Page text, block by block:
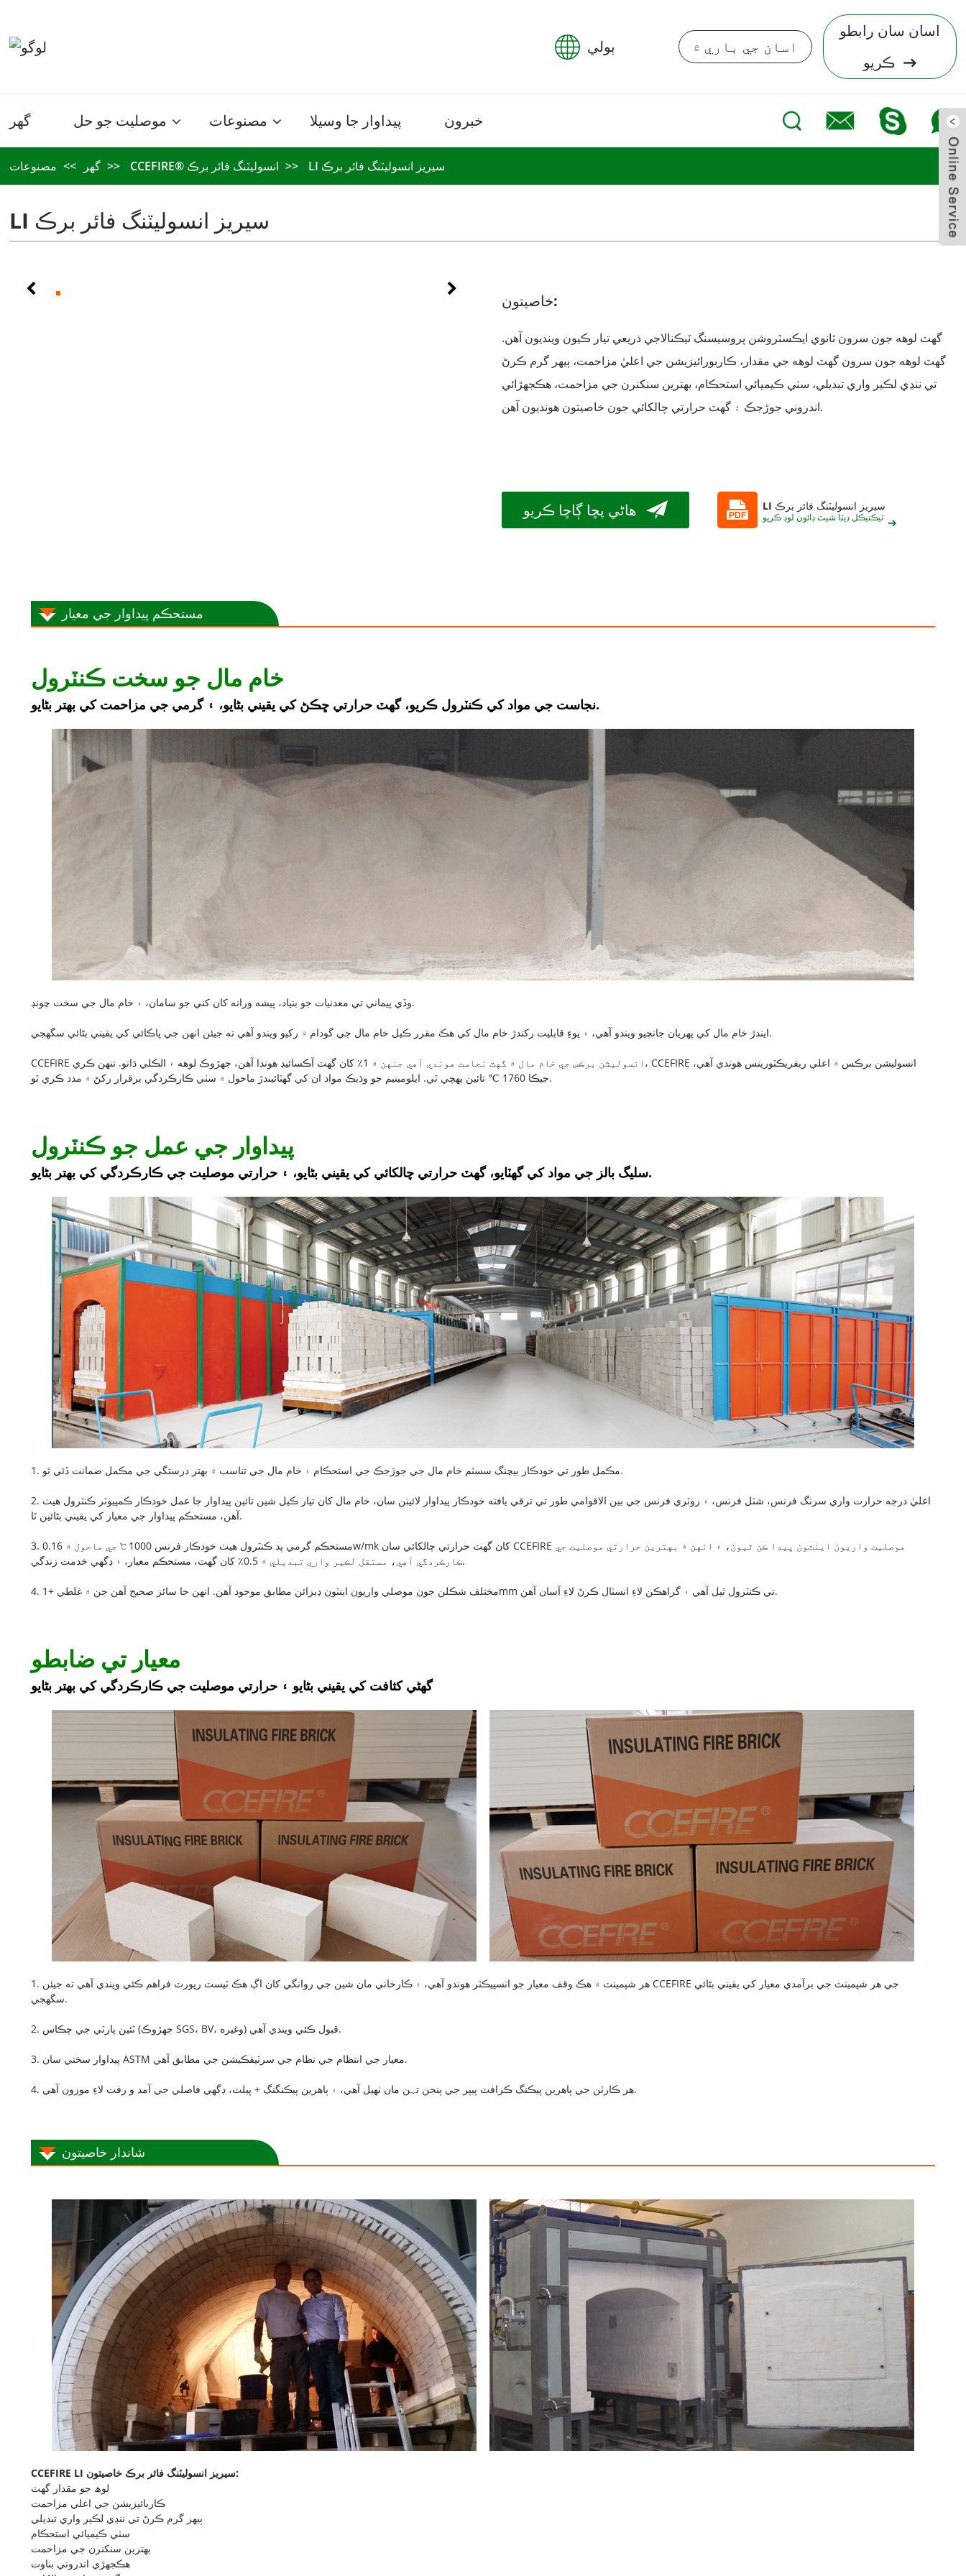
ٻولي اسان جي باري ۾
اسان سان رابطو
ڪريو
گھر موصليت جو حل مصنوعات پيداوار جا وسيلا خبرون
گھر مصنوعات CCEFIRE® انسوليٽنگ فائر برڪ LI سيريز انسوليٽنگ فائر برڪ
LI سيريز انسوليٽنگ فائر برڪ
خاصيتون:
گهٽ لوهه جون سرون ثانوي ايڪسٽروشن پروسيسنگ ٽيڪنالاجي ذريعي تيار ڪيون وينديون آهن.
گهٽ لوهه جون سرون گهٽ لوهه جي مقدار، ڪاربورائيزيشن جي اعليٰ مزاحمت، ٻيهر گرم ڪرڻ
تي ننڍي لڪير واري تبديلي، سٺي ڪيميائي استحڪام، بهترين سنکنرن جي مزاحمت، هڪجهڙائي
اندروني جوڙجڪ ۽ گهٽ حرارتي چالکائي جون خاصيتون هونديون آهن.
هاڻي پڇا ڳاڇا ڪريو LI سيريز انسوليٽنگ فائر برڪ
ٽيڪنيڪل ڊيٽا شيٽ ڊائون لوڊ ڪريو
مستحڪم پيداوار جي معيار
خام مال جو سخت ڪنٽرول
نجاست جي مواد کي ڪنٽرول ڪريو، گهٽ حرارتي ڇڪڻ کي يقيني بڻايو، ۽ گرمي جي مزاحمت کي بهتر بڻايو.
وڏي پيماني تي معدنيات جو بنياد، پيشه ورانه کان کني جو سامان، ۽ خام مال جي سخت چونڊ.
ايندڙ خام مال کي پهريان جانچيو ويندو آهي، ۽ پوءِ قابليت رکندڙ خام مال کي هڪ مقرر ڪيل خام مال جي گودام ۾ رکيو ويندو آهي ته جيئن انهن جي پاڪائي کي يقيني بڻائي سگهجي.
CCEFIRE انسوليشن برڪس جي خام مال ۾ گهٽ نجاست هوندي آهي جنهن ۾ 1٪ کان گهٽ آڪسائيڊ هوندا آهن، جهڙوڪ لوهه ۽ الڪلي ڌاتو. تنهن ڪري، CCEFIRE انسوليشن برڪس ۾ اعلي ريفريڪٽورينس هوندي آهي،
جيڪا 1760 ℃ تائين پهچي ٿي. ايلومينيم جو وڌيڪ مواد ان کي گهٽائيندڙ ماحول ۾ سٺي ڪارڪردگي برقرار رکڻ ۾ مدد ڪري ٿو.
پيداوار جي عمل جو ڪنٽرول
سليگ بالز جي مواد کي گھٽايو، گھٽ حرارتي چالکائي کي يقيني بڻايو، ۽ حرارتي موصليت جي ڪارڪردگي کي بهتر بڻايو.
1. مڪمل طور تي خودڪار بيچنگ سسٽم خام مال جي جوڙجڪ جي استحڪام ۽ خام مال جي تناسب ۾ بهتر درستگي جي مڪمل ضمانت ڏئي ٿو.
2. اعليٰ درجه حرارت واري سرنگ فرنس، شٽل فرنس، ۽ روٽري فرنس جي بين الاقوامي طور تي ترقي يافته خودڪار پيداوار لائينن سان، خام مال کان تيار ڪيل شين تائين پيداوار جا عمل خودڪار ڪمپيوٽر ڪنٽرول هيٺ
آهن، مستحڪم پيداوار جي معيار کي يقيني بڻائين ٿا.
3. مستحڪم گرمي پد ڪنٽرول هيٺ خودڪار فرنس 1000 ℃ جي ماحول ۾ 0.16w/mk کان گهٽ حرارتي چالکائي سان CCEFIRE موصليت واريون اينٽون پيدا ڪن ٿيون، ۽ انهن ۾ بهترين حرارتي موصليت جي
ڪارڪردگي آهي، مستقل لڪير واري تبديلي ۾ 0.5٪ کان گهٽ، مستحڪم معيار، ۽ ڊگهي خدمت زندگي.
4. مختلف شڪلن جون موصلي واريون اينٽون ڊيزائن مطابق موجود آهن. انهن جا سائز صحيح آهن جن ۾ غلطي +1mm تي ڪنٽرول ٿيل آهي ۽ گراهڪن لاءِ انسٽال ڪرڻ لاءِ آسان آهن.
معيار تي ضابطو
گھڻي کثافت کي يقيني بڻايو ۽ حرارتي موصليت جي ڪارڪردگي کي بهتر بڻايو
1. هر شپمينٽ ۾ هڪ وقف معيار جو انسپيڪٽر هوندو آهي، ۽ ڪارخاني مان شين جي روانگي کان اڳ هڪ ٽيسٽ رپورٽ فراهم ڪئي ويندي آهي ته جيئن CCEFIRE جي هر شپمينٽ جي برآمدي معيار کي يقيني بڻائي
سگهجي.
2. ٽئين پارٽي جي چڪاس (جهڙوڪ SGS، BV، وغيره) قبول ڪئي ويندي آهي.
3. پيداوار سختي سان ASTM معيار جي انتظام جي نظام جي سرٽيفڪيشن جي مطابق آهي.
4. هر ڪارٽن جي ٻاهرين پيڪنگ ڪرافٽ پيپر جي پنجن تہن مان ٺهيل آهي، ۽ ٻاهرين پيڪنگنگ + پيلٽ، ڊگهي فاصلي جي آمد و رفت لاءِ موزون آهي.
شاندار خاصيتون
CCEFIRE LI سيريز انسوليٽنگ فائر برڪ خاصيتون:
لوھ جو مقدار گھٽ
ڪاربائيزيشن جي اعلي مزاحمت
ٻيهر گرم ڪرڻ تي ننڍي لڪير واري تبديلي
سٺي ڪيميائي استحڪام
بهترين سنکنرن جي مزاحمت
هڪجهڙي اندروني بناوت